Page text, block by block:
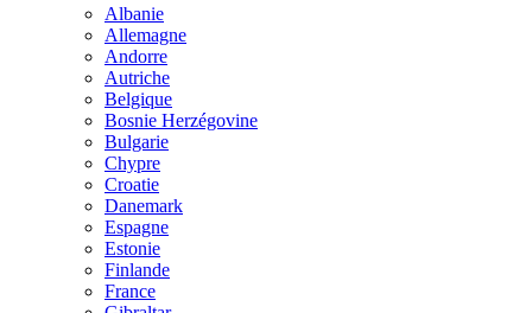
Albanie
Allemagne
Andorre
Autriche
Belgique
Bosnie Herzégovine
Bulgarie
Chypre
Croatie
Danemark
Espagne
Estonie
Finlande
France